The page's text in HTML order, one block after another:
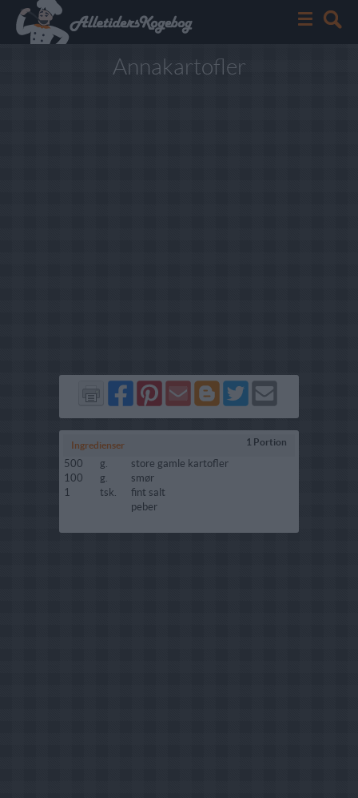
Annakartofler
Del
på
Facebook
Del
på
Pinterest
Send
via
GMail
Del
på
Blogger
Del
på
Twitter
Send
Ingredienser 1 Portion
500 g.
store gamle kartofler
100
g.
smør
1
tsk.
fint salt
peber